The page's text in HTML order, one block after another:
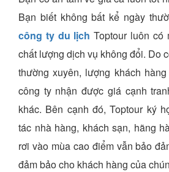
Bạn biết không bất kể ngày
công ty du lịch Toptour luôn có
chất lượng dịch vụ không đổi. Do
thường xuyên, lượng khách
công ty nhận được giá cạnh
khác. Bên cạnh đó, Toptour ký
tác nhà hàng, khách sạn, hãng
rơi vào mùa cao điểm vẫn bảo
đảm bảo cho khách hàng của